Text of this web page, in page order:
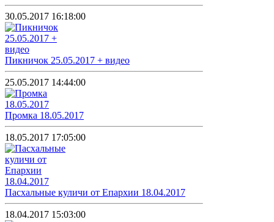
30.05.2017 16:18:00
Пикничок 25.05.2017 + видео
25.05.2017 14:44:00
Промка 18.05.2017
18.05.2017 17:05:00
Пасхальные куличи от Епархии 18.04.2017
18.04.2017 15:03:00